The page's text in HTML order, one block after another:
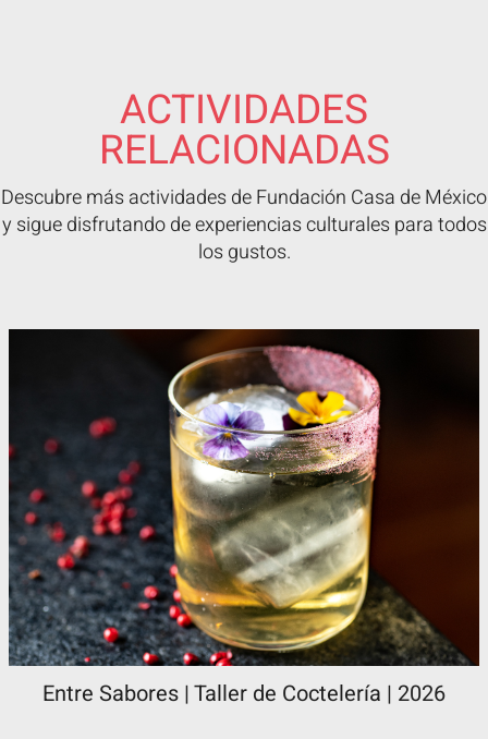
ACTIVIDADES
RELACIONADAS
Descubre más actividades de Fundación Casa de México
y sigue disfrutando de experiencias culturales para todos
los gustos.
Entre Sabores | Taller de Coctelería | 2026